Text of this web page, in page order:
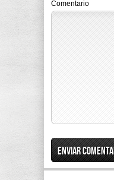
Comentario